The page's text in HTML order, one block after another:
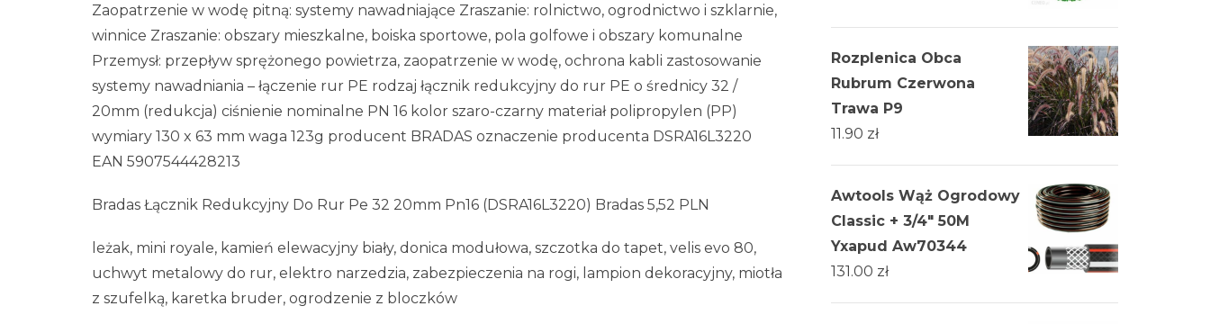
Zaopatrzenie w wodę pitną: systemy nawadniające Zraszanie: rolnictwo, ogrodnictwo i szklarnie,
winnice Zraszanie: obszary mieszkalne, boiska sportowe, pola golfowe i obszary komunalne
Przemysł: przepływ sprężonego powietrza, zaopatrzenie w wodę, ochrona kabli zastosowanie
systemy nawadniania – łączenie rur PE rodzaj łącznik redukcyjny do rur PE o średnicy 32 /
20mm (redukcja) ciśnienie nominalne PN 16 kolor szaro-czarny materiał polipropylen (PP)
wymiary 130 x 63 mm waga 123g producent BRADAS oznaczenie producenta DSRA16L3220
EAN 5907544428213
Bradas Łącznik Redukcyjny Do Rur Pe 32 20mm Pn16 (DSRA16L3220) Bradas 5,52 PLN
leżak, mini royale, kamień elewacyjny biały, donica modułowa, szczotka do tapet, velis evo 80,
uchwyt metalowy do rur, elektro narzedzia, zabezpieczenia na rogi, lampion dekoracyjny, miotła
z szufelką, karetka bruder, ogrodzenie z bloczków
Rozplenica Obca
Rubrum Czerwona
Trawa P9
11.90 zł
Awtools Wąż Ogrodowy
Classic + 3/4" 50M
Yxapud Aw70344
131.00 zł